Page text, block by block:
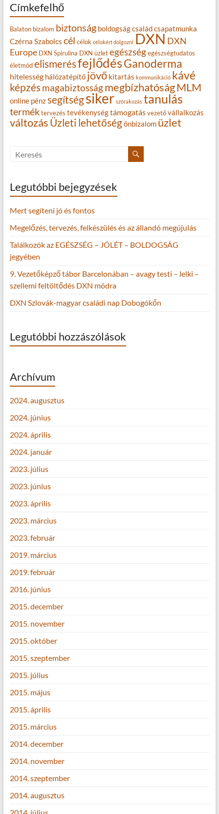
Címkefelhő
Balaton bizalom biztonság boldogságcsaládcsapatmunka
Czérna Szabolcs cél célok célokért dolgozni DXNDXN
Europe DXN Spirulina DXN üzlet egészség egészségtudatos
életmód elismerésfejlődésGanoderma
hitelesség hálózatépítő jövő kitartás kommunikáció kávé
képzésmagabiztosságmegbízhatóságMLM
online pénzsegítségsiker szórakozás tanulás
termék tervezés tevékenységtámogatás vezető vállalkozás
változás Üzleti lehetőségönbizalom üzlet
Legutóbbi bejegyzések
Mert segíteni jó és fontos
Megelőzés, tervezés, felkészülés és az állandó megújulás
Találkozók az EGÉSZSÉG – JÓLÉT – BOLDOGSÁG
jegyében
9. Vezetőképző tábor Barcelonában – avagy testi – lelki –
szellemi feltöltődés DXN módra
DXN Szlovák-magyar családi nap Dobogókőn
Legutóbbi hozzászólások
Archívum
2024. augusztus
2024. június
2024. április
2024. január
2023. július
2023. június
2023. április
2023. március
2023. február
2019. március
2019. február
2016. június
2015. december
2015. november
2015. október
2015. szeptember
2015. július
2015. május
2015. április
2015. március
2014. december
2014. november
2014. szeptember
2014. augusztus